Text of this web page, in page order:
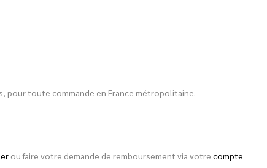
pour toute commande en France métropolitaine.
ou faire votre demande de remboursement via votre compte